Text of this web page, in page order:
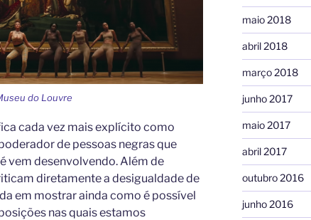
do Louvre
cada vez mais explícito como
de pessoas negras que
vem desenvolvendo. Além de
diretamente a desigualdade de
em mostrar ainda como é possível
nas quais estamos
maio 2018
abril 2018
março 2018
junho 2017
maio 2017
abril 2017
outubro 2016
junho 2016